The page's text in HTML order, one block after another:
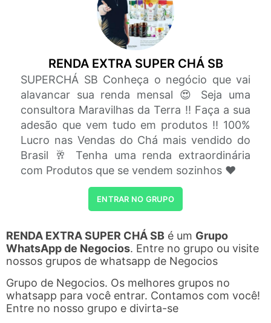
RENDA EXTRA SUPER CHÁ SB
SUPERCHÁ SB Conheça o negócio que vai
alavancar sua renda mensal 😍 Seja uma
consultora Maravilhas da Terra !! Faça a sua
adesão que vem tudo em produtos !! 100%
Lucro nas Vendas do Chá mais vendido do
Brasil 🥂 Tenha uma renda extraordinária
com Produtos que se vendem sozinhos ❤
ENTRAR NO GRUPO
RENDA EXTRA SUPER CHÁ SB é um Grupo
WhatsApp de Negocios. Entre no grupo ou visite
nossos grupos de whatsapp de Negocios
Grupo de Negocios. Os melhores grupos no
whatsapp para você entrar. Contamos com você!
Entre no nosso grupo e divirta-se